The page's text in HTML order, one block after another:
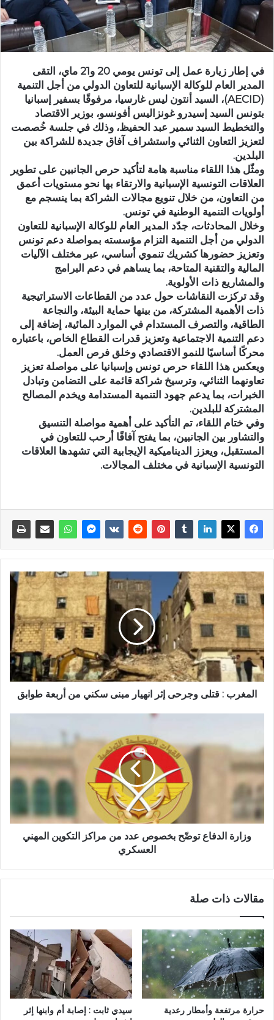
في إطار زيارة عمل إلى تونس يومي 20 و21 ماي، التقى
المدير العام للوكالة الإسبانية للتعاون الدولي من أجل التنمية
(AECID)، السيد أنتون ليس غارسيا، مرفوقًا بسفير إسبانيا
بتونس السيد إسيدرو غونزاليس أفونسو، بوزير الاقتصاد
والتخطيط السيد سمير عبد الحفيظ، وذلك في جلسة خُصصت
لتعزيز التعاون الثنائي واستشراف آفاق جديدة للشراكة بين
البلدين.
ومثّل هذا اللقاء مناسبة هامة لتأكيد حرص الجانبين على تطوير
العلاقات التونسية الإسبانية والارتقاء بها نحو مستويات أعمق
من التعاون، من خلال تنويع مجالات الشراكة بما ينسجم مع
أولويات التنمية الوطنية في تونس.
وخلال المحادثات، جدّد المدير العام للوكالة الإسبانية للتعاون
الدولي من أجل التنمية التزام مؤسسته بمواصلة دعم تونس
وتعزيز حضورها كشريك تنموي أساسي، عبر مختلف الآليات
المالية والتقنية المتاحة، بما يساهم في دعم البرامج
والمشاريع ذات الأولوية.
وقد تركزت النقاشات حول عدد من القطاعات الاستراتيجية
ذات الأهمية المشتركة، من بينها حماية البيئة، والنجاعة
الطاقية، والتصرف المستدام في الموارد المائية، إضافة إلى
دعم التنمية الاجتماعية وتعزيز قدرات القطاع الخاص، باعتباره
محركًا أساسيًا للنمو الاقتصادي وخلق فرص العمل.
ويعكس هذا اللقاء حرص تونس وإسبانيا على مواصلة تعزيز
تعاونهما الثنائي، وترسيخ شراكة قائمة على التضامن وتبادل
الخبرات، بما يدعم جهود التنمية المستدامة ويخدم المصالح
المشتركة للبلدين.
وفي ختام اللقاء، تم التأكيد على أهمية مواصلة التنسيق
والتشاور بين الجانبين، بما يفتح آفاقًا أرحب للتعاون في
المستقبل، ويعزز الديناميكية الإيجابية التي تشهدها العلاقات
التونسية الإسبانية في مختلف المجالات.
المغرب : قتلى وجرحى إثر انهيار مبنى سكني من أربعة طوابق
وزارة الدفاع توضّح بخصوص عدد من مراكز التكوين المهني
العسكري
مقالات ذات صلة
حرارة مرتفعة وأمطار رعدية
سيدي ثابت : إصابة أم وابنها إثر